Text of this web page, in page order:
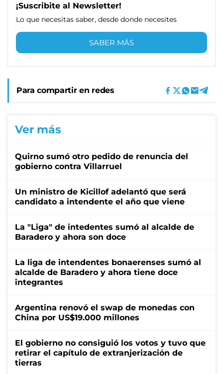
¡Suscribite al Newsletter!
Lo que necesitas saber, desde donde necesites
SABER MÁS
Para compartir en redes
Ver más
Quirno sumó otro pedido de renuncia del
gobierno contra Villarruel
Un ministro de Kicillof adelantó que será
candidato a intendente el año que viene
La "Liga" de intedentes sumó al alcalde de
Baradero y ahora son doce
La liga de intendentes bonaerenses sumó al
alcalde de Baradero y ahora tiene doce
integrantes
Argentina renovó el swap de monedas con
China por US$19.000 millones
El gobierno no consiguió los votos y tuvo que
retirar el capítulo de extranjerización de
tierras